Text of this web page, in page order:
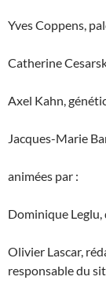
Yves Coppens,
Catherine
Axel Kahn,
Jacques-Marie
animées par :
Dominique Leglu,
Olivier Lascar,
responsable du